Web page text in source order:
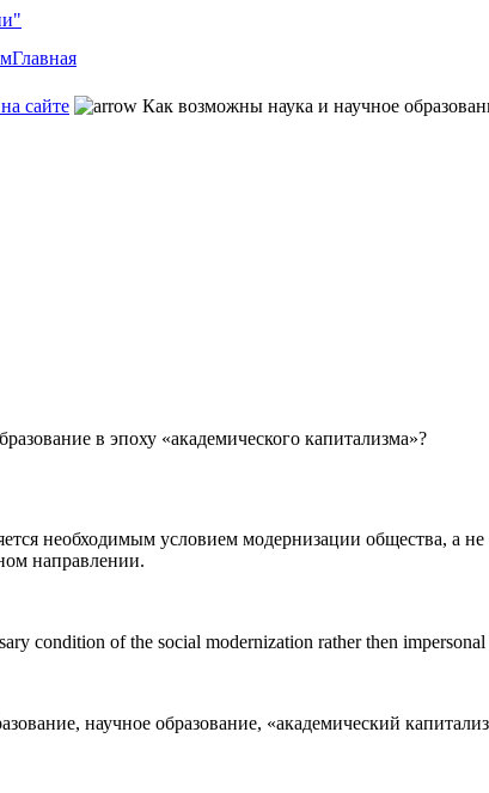
Главная
сайте Как возможны наука и научное
в эпоху «академического капитализма»?
необходимым условием модернизации общества,
направлении.
condition of the social modernization rather then
научное образование, «академический